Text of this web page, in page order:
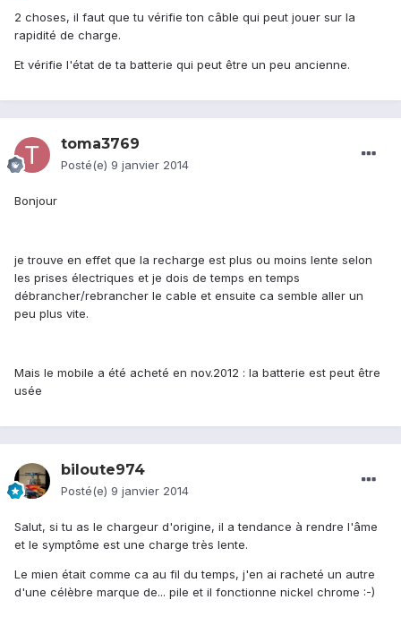
2 choses, il faut que tu vérifie ton câble qui peut jouer sur la
rapidité de charge.
Et vérifie l'état de ta batterie qui peut être un peu ancienne.
toma3769
Posté(e) 9 janvier 2014
Bonjour
je trouve en effet que la recharge est plus ou moins lente selon
les prises électriques et je dois de temps en temps
débrancher/rebrancher le cable et ensuite ca semble aller un
peu plus vite.
Mais le mobile a été acheté en nov.2012 : la batterie est peut être
usée
biloute974
Posté(e) 9 janvier 2014
Salut, si tu as le chargeur d'origine, il a tendance à rendre l'âme
et le symptôme est une charge très lente.
Le mien était comme ca au fil du temps, j'en ai racheté un autre
d'une célèbre marque de... pile et il fonctionne nickel chrome :-)